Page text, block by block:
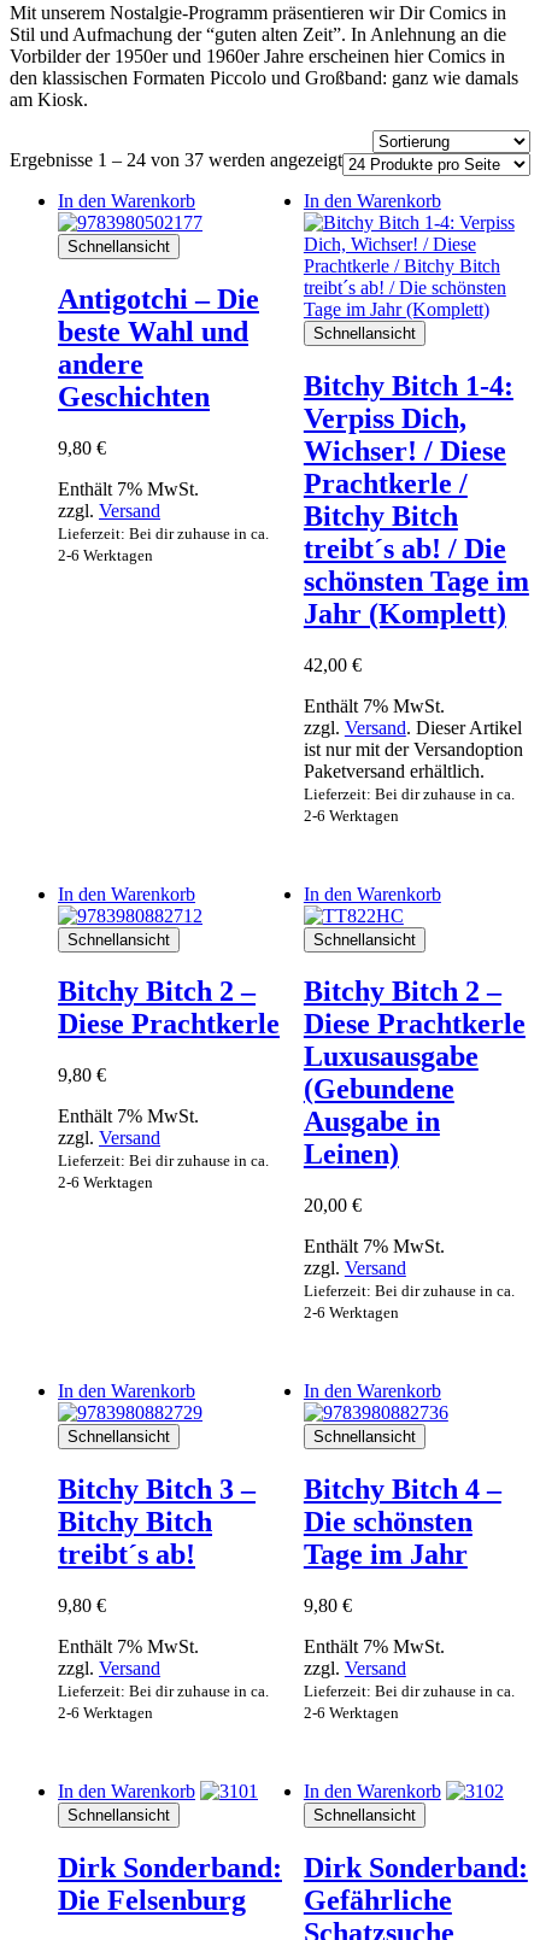
Mit unserem Nostalgie-Programm präsentieren wir Dir Comics in
Stil und Aufmachung der “guten alten Zeit”. In Anlehnung an die
Vorbilder der 1950er und 1960er Jahre erscheinen hier Comics in
den klassischen Formaten Piccolo und Großband: ganz wie damals
am Kiosk.
Ergebnisse 1 – 24 von 37 werden angezeigt
In den Warenkorb
Schnellansicht
Antigotchi – Die
beste Wahl und
andere
Geschichten
9,80 €
Enthält 7% MwSt.
zzgl. Versand
Lieferzeit: Bei dir zuhause in ca.
2-6 Werktagen
In den Warenkorb
Schnellansicht
Bitchy Bitch 1-4:
Verpiss Dich,
Wichser! / Diese
Prachtkerle /
Bitchy Bitch
treibt´s ab! / Die
schönsten Tage im
Jahr (Komplett)
42,00 €
Enthält 7% MwSt.
zzgl. Versand. Dieser Artikel
ist nur mit der Versandoption
Paketversand erhältlich.
Lieferzeit: Bei dir zuhause in ca.
2-6 Werktagen
In den Warenkorb
Schnellansicht
Bitchy Bitch 2 –
Diese Prachtkerle
9,80 €
Enthält 7% MwSt.
zzgl. Versand
Lieferzeit: Bei dir zuhause in ca.
2-6 Werktagen
In den Warenkorb
Schnellansicht
Bitchy Bitch 2 –
Diese Prachtkerle
Luxusausgabe
(Gebundene
Ausgabe in
Leinen)
20,00 €
Enthält 7% MwSt.
zzgl. Versand
Lieferzeit: Bei dir zuhause in ca.
2-6 Werktagen
In den Warenkorb
Schnellansicht
Bitchy Bitch 3 –
Bitchy Bitch
treibt´s ab!
9,80 €
Enthält 7% MwSt.
zzgl. Versand
Lieferzeit: Bei dir zuhause in ca.
2-6 Werktagen
In den Warenkorb
Schnellansicht
Bitchy Bitch 4 –
Die schönsten
Tage im Jahr
9,80 €
Enthält 7% MwSt.
zzgl. Versand
Lieferzeit: Bei dir zuhause in ca.
2-6 Werktagen
In den Warenkorb
Schnellansicht
Dirk Sonderband:
Die Felsenburg
In den Warenkorb
Schnellansicht
Dirk Sonderband:
Gefährliche
Schatzsuche